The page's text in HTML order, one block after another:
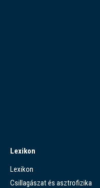
Lexikon
Lexikon
Csillagászat és asztrofizika